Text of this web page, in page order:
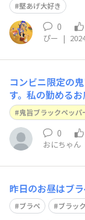
堅あげ大好き
0
ぴー |
コンビニ限定の
す。私の勤める
んし、よく行く
平犯科帳さんと
販売希望。
鬼旨ブラックペッパ
0
おにちゃん
昨日のお昼はブ
ブラペ ブラッ